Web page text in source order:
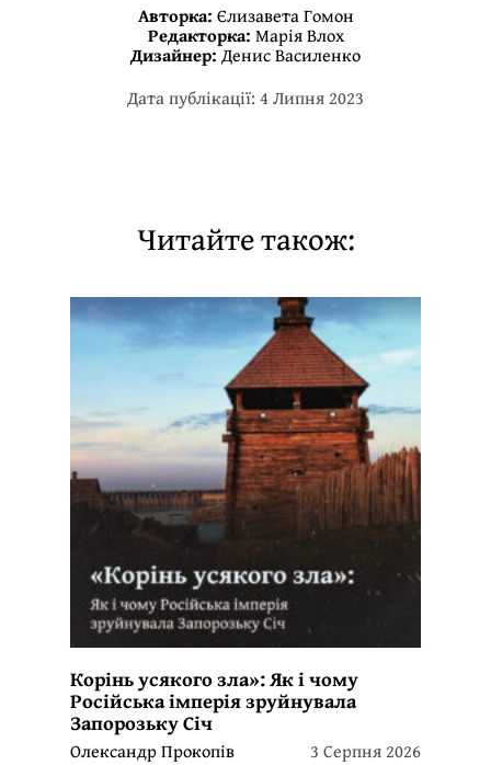
Авторка: Єлизавета Гомон
Редакторка: Марія Влох
Дизайнер: Денис Василенко
Дата публікації: 4 Липня 2023
Читайте також:
Корінь усякого зла»: Як і чому
Російська імперія зруйнувала
Запорозьку Січ
Олександр Прокопів 3 Серпня 2026